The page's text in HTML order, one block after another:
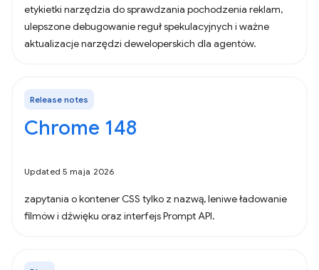
etykietki narzędzia do sprawdzania pochodzenia reklam,
ulepszone debugowanie reguł spekulacyjnych i ważne
aktualizacje narzędzi deweloperskich dla agentów.
Release notes
Chrome 148
Updated 5 maja 2026
zapytania o kontener CSS tylko z nazwą, leniwe ładowanie
filmów i dźwięku oraz interfejs Prompt API.